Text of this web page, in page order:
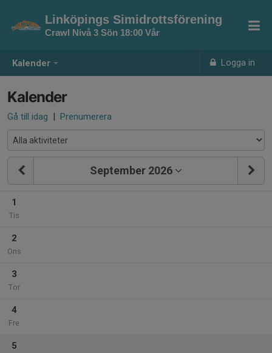
Kalender Logga in
Linköpings Simidrottsförening
Crawl Nivå 3 Sön 18:00 Vår
Kalender
Gå till idag | Prenumerera
September 2026
1
Tis
2
Ons
3
Tor
4
Fre
5